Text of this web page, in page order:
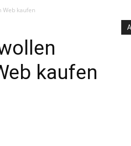
Web kaufen
kaufen